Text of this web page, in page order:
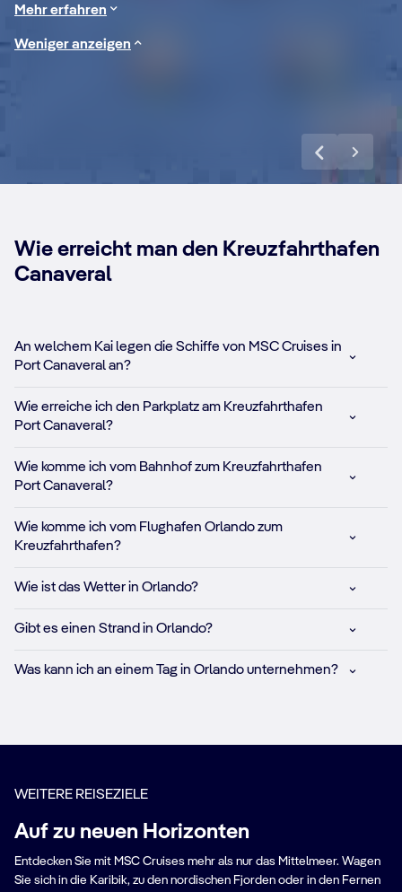
Mehr erfahren
Weniger anzeigen
auf Merritt Island
Wie erreicht man den Kreuzfahrthafen
Canaveral
An welchem Kai legen die Schiffe von MSC Cruises in
Port Canaveral an?
Wie erreiche ich den Parkplatz am Kreuzfahrthafen
Port Canaveral?
Wie komme ich vom Bahnhof zum Kreuzfahrthafen
Port Canaveral?
Wie komme ich vom Flughafen Orlando zum
Kreuzfahrthafen?
Wie ist das Wetter in Orlando?
Gibt es einen Strand in Orlando?
Was kann ich an einem Tag in Orlando unternehmen?
WEITERE REISEZIELE
Auf zu neuen Horizonten
Entdecken Sie mit MSC Cruises mehr als nur das Mittelmeer. Wagen
Sie sich in die Karibik, zu den nordischen Fjorden oder in den Fernen